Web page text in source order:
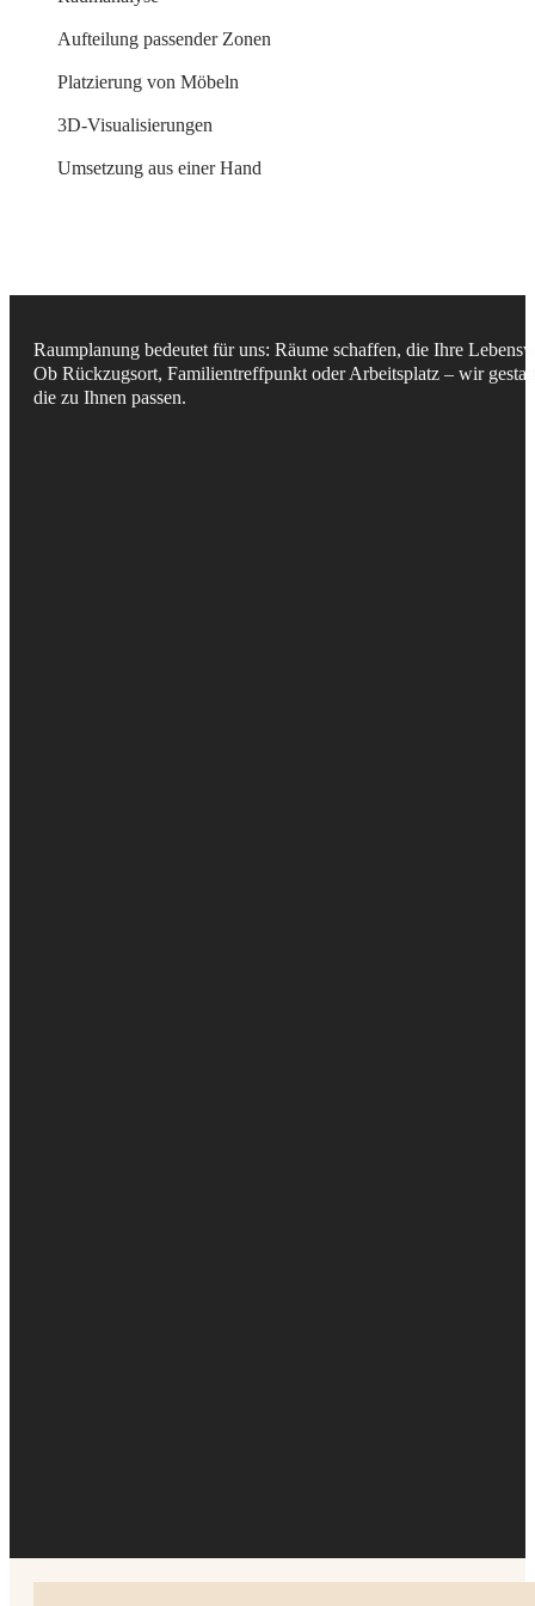
Aufteilung passender Zonen
Platzierung von Möbeln
3D-Visualisierungen
Umsetzung aus einer Hand
Raumplanung bedeutet für uns: Räume schaffen, die Ihre
Ob Rückzugsort, Familientreffpunkt oder Arbeitsplatz – wir
die zu Ihnen passen.